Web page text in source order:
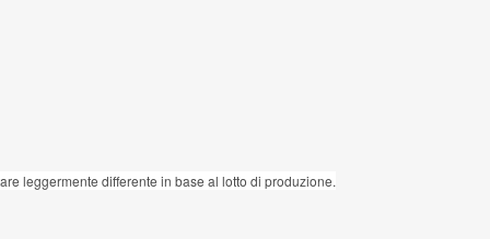
leggermente differente in base al lotto di produzione.